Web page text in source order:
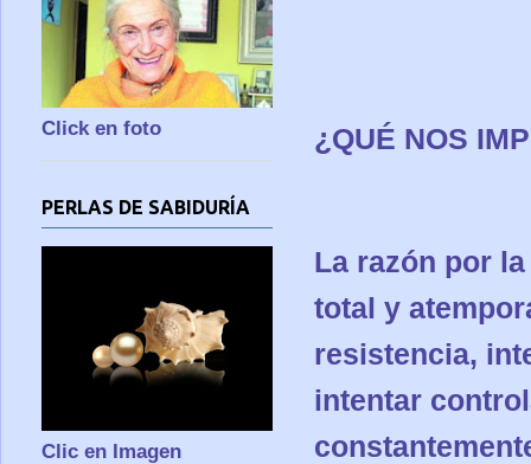
¿QUÉ NOS
La razón por
total y
resistencia,
intentar
Click en foto
PERLAS DE SABIDURÍA
Clic en Imagen